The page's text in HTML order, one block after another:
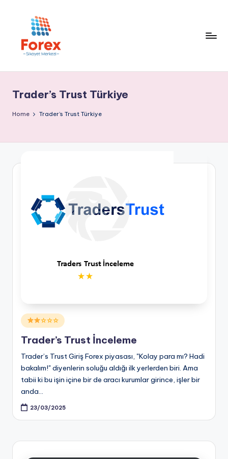
Trader’s Trust Türkiye
Home Trader’s Trust Türkiye
Posted
in
☆☆☆
Trader’s Trust İnceleme
Trader’s Trust Giriş Forex piyasası, "Kolay para mı? Hadi
bakalım!" diyenlerin soluğu aldığı ilk yerlerden biri. Ama
tabii ki bu işin içine bir de aracı kurumlar girince, işler bir
anda…
23/03/2025